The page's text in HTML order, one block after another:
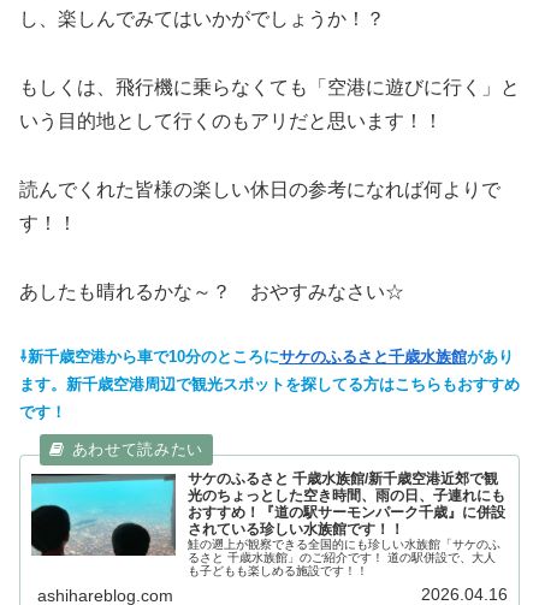
し、楽しんでみてはいかがでしょうか！？
もしくは、飛行機に乗らなくても「空港に遊びに行く」と
いう目的地として行くのもアリだと思います！！
読んでくれた皆様の楽しい休日の参考になれば何よりで
す！！
あしたも晴れるかな～？ おやすみなさい☆
⇩新千歳空港から車で10分のところにサケのふるさと千歳水族館があり
ます。新千歳空港周辺で観光スポットを探してる方はこちらもおすすめ
です！
サケのふるさと 千歳水族館/新千歳空港近郊で観
光のちょっとした空き時間、雨の日、子連れにも
おすすめ！『道の駅サーモンパーク千歳』に併設
されている珍しい水族館です！！
鮭の遡上が観察できる全国的にも珍しい水族館「サケのふ
るさと 千歳水族館」のご紹介です！ 道の駅併設で、大人
も子どもも楽しめる施設です！！
ashihareblog.com 2026.04.16